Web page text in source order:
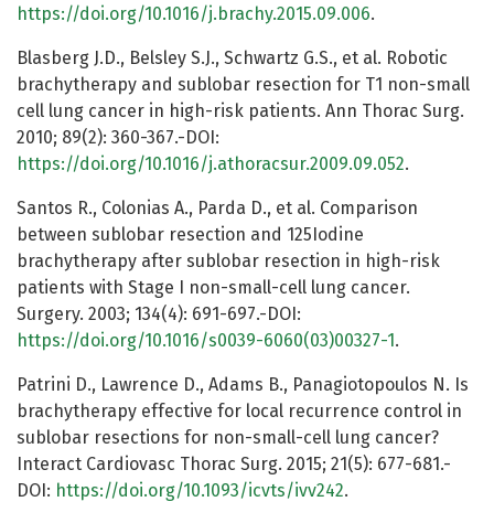
https://doi.org/10.1016/j.brachy.2015.09.006.
Blasberg J.D., Belsley S.J., Schwartz G.S., et al. Robotic
brachytherapy and sublobar resection for T1 non-small
cell lung cancer in high-risk patients. Ann Thorac Surg.
2010; 89(2): 360-367.-DOI:
https://doi.org/10.1016/j.athoracsur.2009.09.052.
Santos R., Colonias A., Parda D., et al. Comparison
between sublobar resection and 125Iodine
brachytherapy after sublobar resection in high-risk
patients with Stage I non-small-cell lung cancer.
Surgery. 2003; 134(4): 691-697.-DOI:
https://doi.org/10.1016/s0039-6060(03)00327-1 .
Patrini D., Lawrence D., Adams B., Panagiotopoulos N. Is
brachytherapy effective for local recurrence control in
sublobar resections for non-small-cell lung cancer?
Interact Cardiovasc Thorac Surg. 2015; 21(5): 677-681.-
DOI: https://doi.org/10.1093/icvts/ivv242.